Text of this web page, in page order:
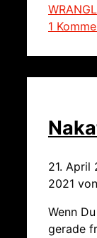
1
21. April
2021 von
Wenn
gerade